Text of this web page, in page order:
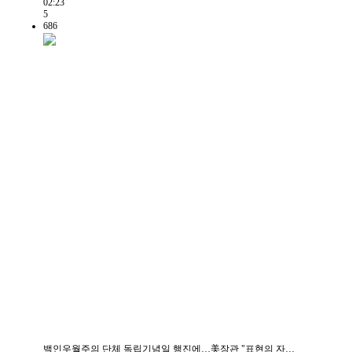
02:23
5
686
백인우월주의 단체 독립기념일 행진에…美장관 "표현의 자…